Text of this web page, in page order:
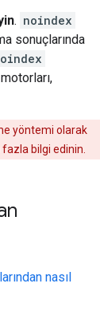
. noindex
sonuçlarında
yöntemi olarak
fazla bilgi edinin.
nasıl